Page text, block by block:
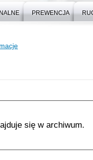
PREWENCJA
się w archiwum.